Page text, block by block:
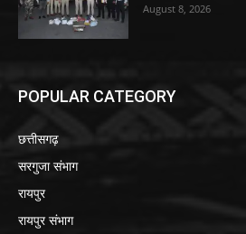
August 8, 2026
POPULAR CATEGORY
छत्तीसगढ़
सरगुजा संभाग
रायपुर
रायपुर संभाग